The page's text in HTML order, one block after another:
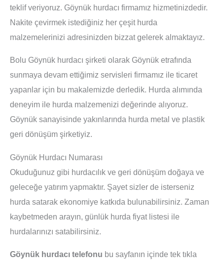
teklif veriyoruz. Göynük hurdacı firmamız hizmetinizdedir.
Nakite çevirmek istediğiniz her çeşit hurda
malzemelerinizi adresinizden bizzat gelerek almaktayız.
Bolu Göynük hurdacı şirketi olarak Göynük etrafında
sunmaya devam ettiğimiz servisleri firmamız ile ticaret
yapanlar için bu makalemizde derledik. Hurda alımında
deneyim ile hurda malzemenizi değerinde alıyoruz.
Göynük sanayisinde yakınlarında hurda metal ve plastik
geri dönüşüm şirketiyiz.
Göynük Hurdacı Numarası
Okuduğunuz gibi hurdacılık ve geri dönüşüm doğaya ve
geleceğe yatırım yapmaktır. Şayet sizler de isterseniz
hurda satarak ekonomiye katkıda bulunabilirsiniz. Zaman
kaybetmeden arayın, günlük hurda fiyat listesi ile
hurdalarınızı satabilirsiniz.
Göynük hurdacı telefonu bu sayfanın içinde tek tıkla